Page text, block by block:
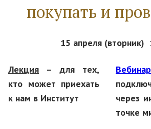
покупать и
15 апреля (вторник)
Лекция – для тех,
кто может приехать
к нам в Институт
Вебинар
через
точке